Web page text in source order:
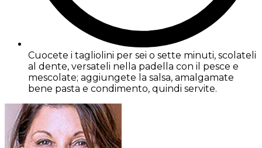
Cuocete i tagliolini per sei o sette minuti, scolateli
al dente, versateli nella padella con il pesce e
mescolate; aggiungete la salsa, amalgamate
bene pasta e condimento, quindi servite.